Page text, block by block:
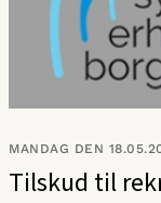
MANDAG DEN
Tilskud til